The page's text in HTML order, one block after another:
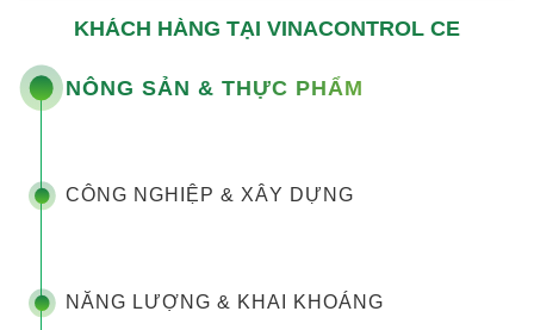
KHÁCH HÀNG TẠI VINACONTROL CE
NÔNG SẢN & THỰC PHẨM
CÔNG NGHIỆP & XÂY DỰNG
NĂNG LƯỢNG & KHAI KHOÁNG